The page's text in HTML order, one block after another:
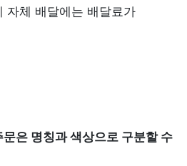
자체 배달에는 배달료가
은 명칭과 색상으로 구분할 수